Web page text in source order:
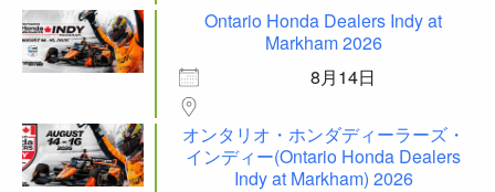
Ontario Honda Dealers Indy at
Markham 2026
8月14日
オンタリオ・ホンダディーラーズ・
インディー(Ontario Honda Dealers
Indy at Markham) 2026